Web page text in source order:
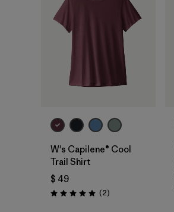
W's Capilene® Cool
Trail Shirt
$ 49
Valoración: 5.0 / 5
(2Comentarios
)